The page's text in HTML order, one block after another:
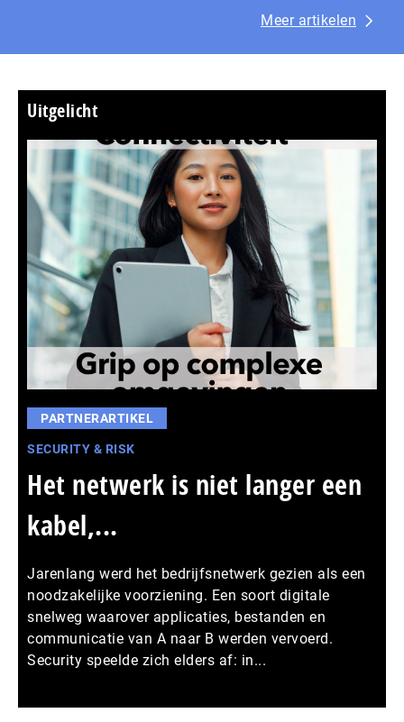
Meer artikelen
Uitgelicht
PARTNERARTIKEL
SECURITY & RISK
Het netwerk is niet langer een
kabel,...
Jarenlang werd het bedrijfsnetwerk gezien als een
noodzakelijke voorziening. Een soort digitale
snelweg waarover applicaties, bestanden en
communicatie van A naar B werden vervoerd.
Security speelde zich elders af: in...